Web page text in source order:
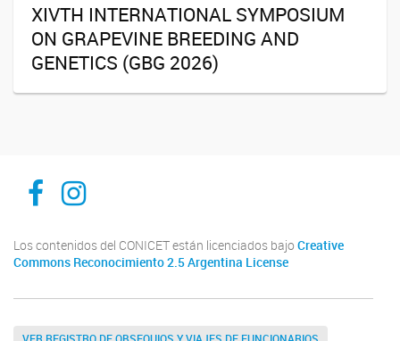
XIVTH INTERNATIONAL SYMPOSIUM
ON GRAPEVINE BREEDING AND
GENETICS (GBG 2026)
ibam-facebook
ibam-instagram
Los contenidos del CONICET están licenciados bajo Creative
Commons Reconocimiento 2.5 Argentina License